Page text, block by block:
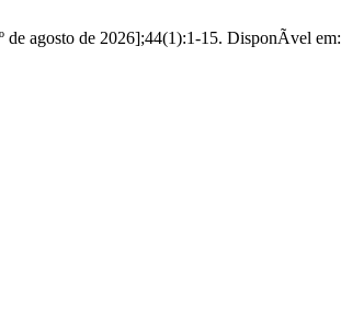
agosto de 2026];44(1):1-15. DisponÃ­vel em: